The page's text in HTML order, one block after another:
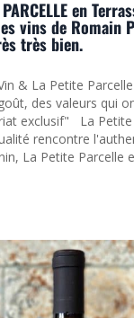
PARCELLE en
vins de Romain
très bien.
& La Petite
des valeurs qui
exclusif" La Petite
rencontre
La Petite Parcelle